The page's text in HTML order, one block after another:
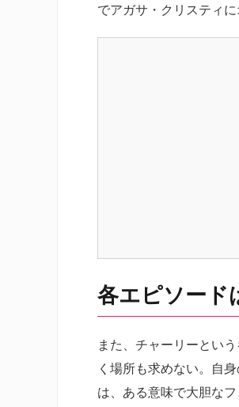
でアガサ・クリスティ
各エピソード
また、チャーリーとい
く場所も求めない。自
は、ある意味で大胆な